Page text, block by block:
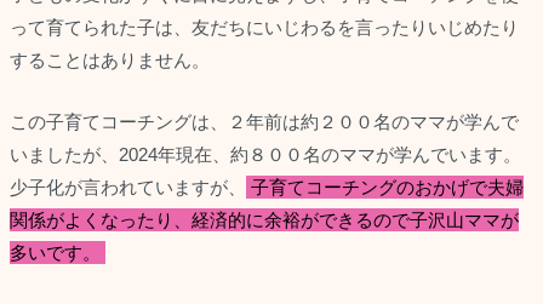
って育てられた子は、友だちにいじわるを言ったりいじめたり
することはありません。
この子育てコーチングは、２年前は約２００名のママが学んで
いましたが、2024年現在、約８００名のママが学んでいます。
少子化が言われていますが、
子育てコーチングのおかげで夫婦
関係がよくなったり、経済的に余裕ができるので子沢山ママが
多いです。